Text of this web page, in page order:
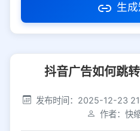
访问密码
社交平台 电
生
抖音广告如何跳
发布时间：2025-12-23
作者：快